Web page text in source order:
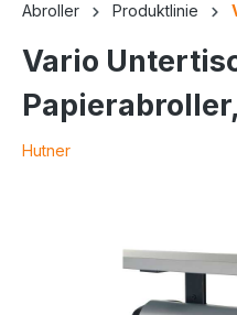
Abroller Produktlinie
Vario
Hutner